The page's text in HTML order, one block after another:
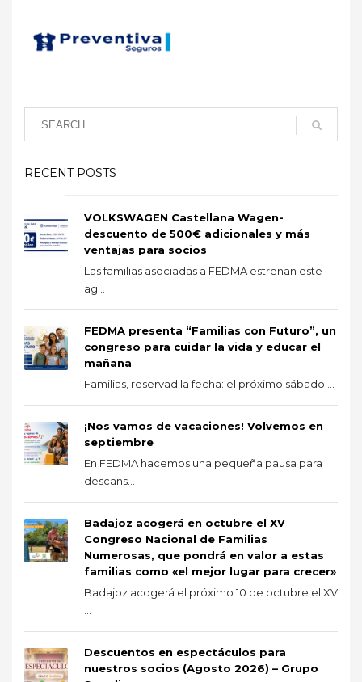
RECENT POSTS
VOLKSWAGEN Castellana Wagen-
descuento de 500€ adicionales y más
ventajas para socios
Las familias asociadas a FEDMA estrenan este
ag...
FEDMA presenta “Familias con Futuro”, un
congreso para cuidar la vida y educar el
mañana
Familias, reservad la fecha: el próximo sábado ...
¡Nos vamos de vacaciones! Volvemos en
septiembre
En FEDMA hacemos una pequeña pausa para
descans...
Badajoz acogerá en octubre el XV
Congreso Nacional de Familias
Numerosas, que pondrá en valor a estas
familias como «el mejor lugar para crecer»
Badajoz acogerá el próximo 10 de octubre el XV
...
Descuentos en espectáculos para
nuestros socios (Agosto 2026) – Grupo